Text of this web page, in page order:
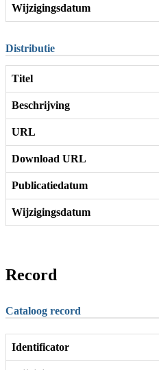
Wijzigingsdatum
Distributie
Titel
Beschrijving
URL
Download URL
Publicatiedatum
Wijzigingsdatum
Record
Cataloog record
Identificator